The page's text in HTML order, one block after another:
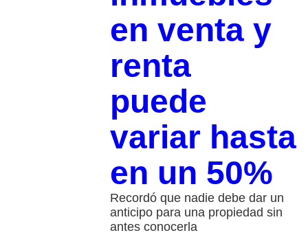
en venta y
renta
puede
variar hasta
en un 50%
Recordó que nadie debe dar un
anticipo para una propiedad sin
antes conocerla